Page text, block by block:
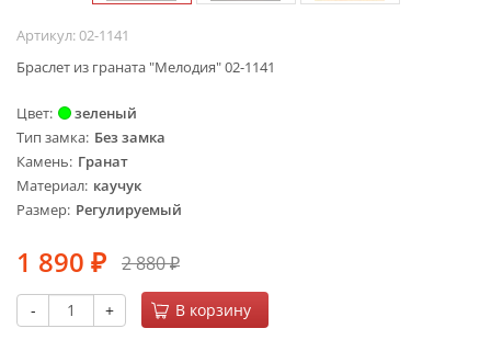
Артикул:02-1141
Браслет из граната "Мелодия" 02-1141
Цвет
зеленый
Тип замка Без замка
Камень Гранат
Материал каучук
Размер Регулируемый
1 890 ₽ 2 880₽
- + В корзину